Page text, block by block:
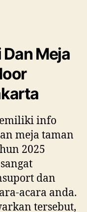
Taman
Outdoor
Terkini
2025
Jakarta
Meja
info
meja taman
2025
dan
acara anda.
tersebut,